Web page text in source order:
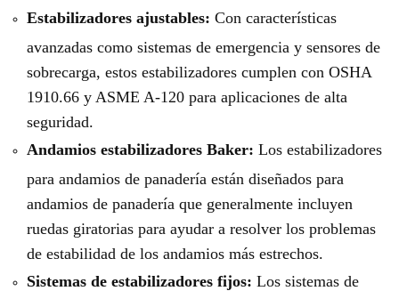
Estabilizadores ajustables: Con características
avanzadas como sistemas de emergencia y sensores de
sobrecarga, estos estabilizadores cumplen con OSHA
1910.66 y ASME A-120 para aplicaciones de alta
seguridad.
Andamios estabilizadores Baker: Los estabilizadores
para andamios de panadería están diseñados para
andamios de panadería que generalmente incluyen
ruedas giratorias para ayudar a resolver los problemas
de estabilidad de los andamios más estrechos.
Sistemas de estabilizadores fijos: Los sistemas de